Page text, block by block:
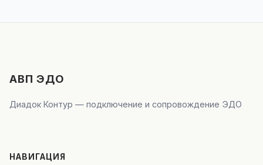
АВП ЭДО
Диадок Контур — подключение и сопровождение ЭДО
НАВИГАЦИЯ